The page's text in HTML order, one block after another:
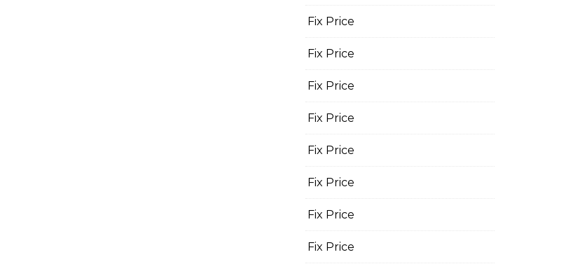
Fix Price
Fix Price
Fix Price
Fix Price
Fix Price
Fix Price
Fix Price
Fix Price